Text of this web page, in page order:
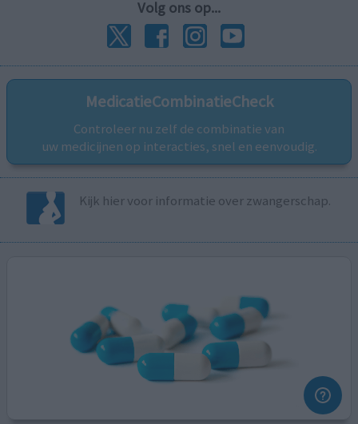
Volg ons op...
MedicatieCombinatieCheck
Controleer nu zelf de combinatie van
uw medicijnen op interacties, snel en eenvoudig.
Kijk hier voor informatie over zwangerschap.